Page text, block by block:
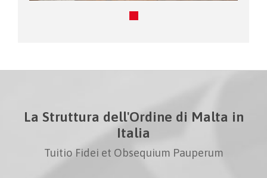
La Struttura dell'Ordine di Malta in
Italia
Tuitio Fidei et Obsequium Pauperum